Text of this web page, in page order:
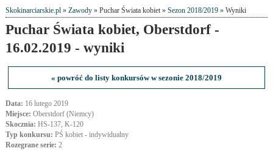
Skokinarciarskie.pl» Zawody» Puchar Świata kobiet » Sezon 2018/2019» Wyniki
Puchar Świata kobiet, Oberstdorf -
16.02.2019 - wyniki
« powróć do listy konkursów w sezonie 2018/2019
Data: 16 lutego 2019
Miejsce: Oberstdorf (Niemcy)
Skocznia: HS-137, K-120
Typ konkursu: PŚ kobiet - indywidualny
Rozegrane serie: 2